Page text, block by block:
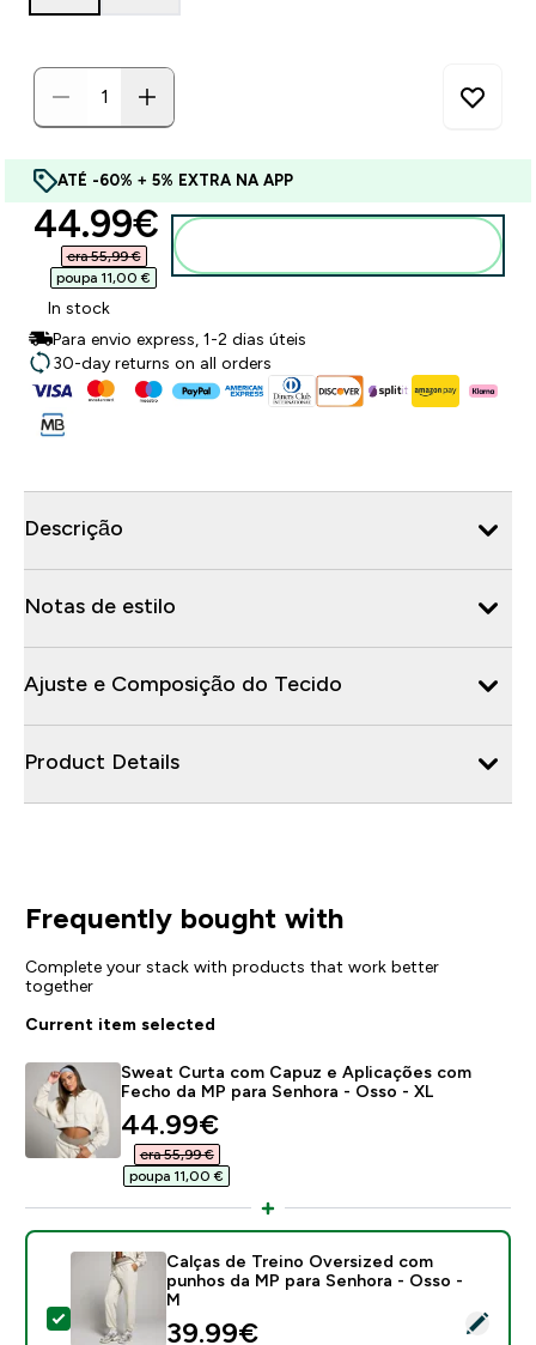
ATÉ -60% + 5% EXTRA NA APP
discounted price
44.99€‎
era 55,99 €‎
poupa 11,00 €‎
In stock
Para envio express, 1-2 dias úteis
30-day returns on all orders
Descrição
Notas de estilo
Ajuste e Composição do Tecido
Product Details
Frequently bought with
Complete your stack with products that work better
together
Current item selected
Sweat Curta com Capuz e Aplicações com
Fecho da MP para Senhora - Osso - XL
discounted price
44.99€‎
era 55,99 €‎
poupa 11,00 €‎
Select this product - Calças de Treino Oversized
Calças de Treino Oversized com
punhos da MP para Senhora - Osso -
M
discounted price
39.99€‎